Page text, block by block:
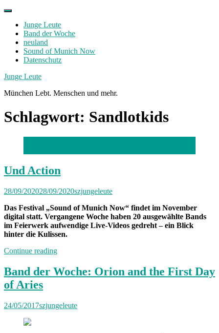
Skip
contentJunge Leute
Band der Woche
neuland
Sound of Munich Now
Datenschutz
Facebook
Twitter
Instagram
Junge Leute
München Lebt. Menschen und mehr.
Schlagwort: Sandlotkids
Und Action
28/09/202028/09/2020szjungeleute
Das Festival „Sound of Munich Now“ findet im November
digital statt. Vergangene Woche haben 20 ausgewählte Bands
im Feierwerk aufwendige Live-Videos gedreht – ein Blick
hinter die Kulissen.
Continue reading„Und
Band der Woche: Orion and the First Day
of Aries
24/05/2017szjungeleute